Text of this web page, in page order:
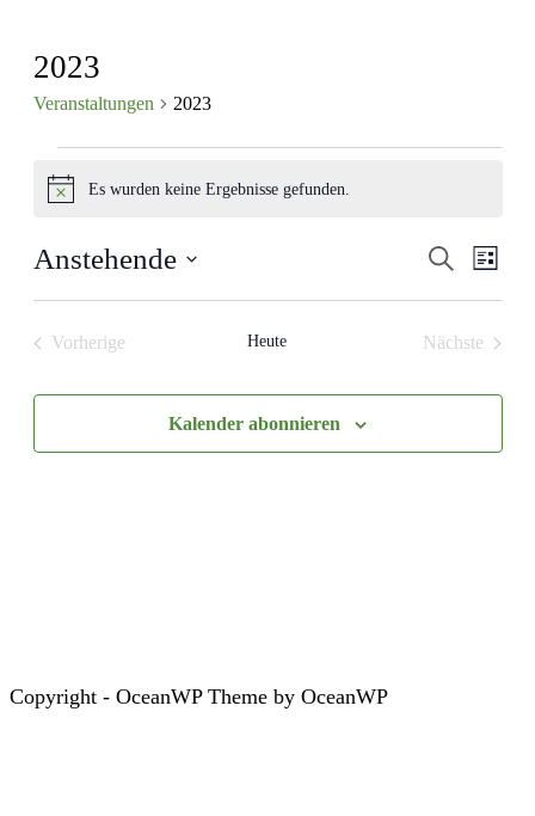
2023
Veranstaltungen 2023
Veranstaltungen
Hinweis
Es wurden keine Ergebnisse gefunden.
Suche
und
SucheListe
Anstehende
Vorherige
Heute
Nächste
Kalender abonnieren
Copyright - OceanWP Theme by OceanWP